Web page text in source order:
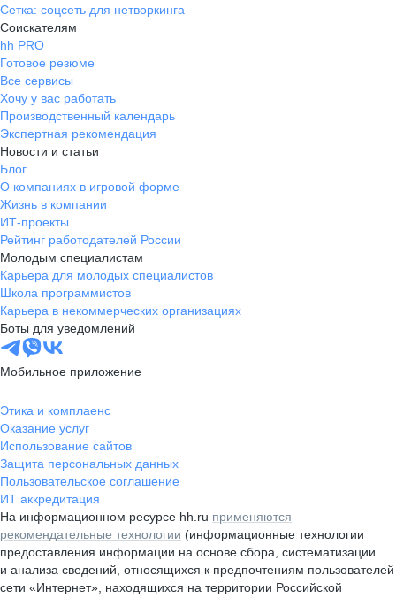
Сетка: соцсеть для нетворкинга
Соискателям
hh PRO
Готовое резюме
Все сервисы
Хочу у вас работать
Производственный календарь
Экспертная рекомендация
Новости и статьи
Блог
О компаниях в игровой форме
Жизнь в компании
ИТ-проекты
Рейтинг работодателей России
Молодым специалистам
Карьера для молодых специалистов
Школа программистов
Карьера в некоммерческих организациях
Боты для уведомлений
Мобильное приложение
Этика и комплаенс
Оказание услуг
Использование сайтов
Защита персональных данных
Пользовательское соглашение
ИТ аккредитация
На информационном ресурсе hh.ru применяются
рекомендательные технологии (информационные технологии
предоставления информации на основе сбора, систематизации
и анализа сведений, относящихся к предпочтениям пользователей
сети «Интернет», находящихся на территории Российской